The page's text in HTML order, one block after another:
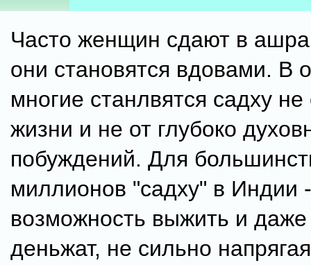
Часто женщин сдают в
они становятся вдовами. В
многие станлвятся садху
жизни и не от глубоко
побуждений. Для
миллионов "садху" в Индии
возможность выжить и даже
деньжат, не сильно